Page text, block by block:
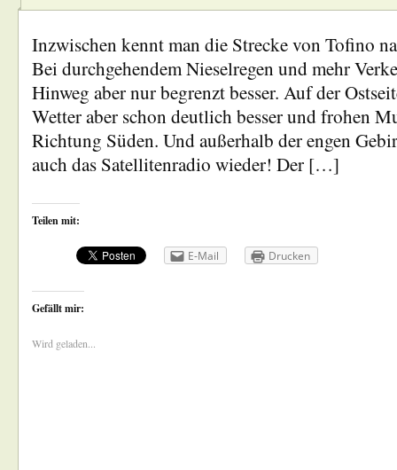
Inzwischen kennt man die Strecke von Tofino
Bei durchgehendem Nieselregen und mehr
Hinweg aber nur begrenzt besser. Auf der
Wetter aber schon deutlich besser und frohen
Richtung Süden. Und außerhalb der engen
auch das Satellitenradio wieder! Der […]
Teilen mit:
E-Mail Drucken
Gefällt mir:
Wird geladen...